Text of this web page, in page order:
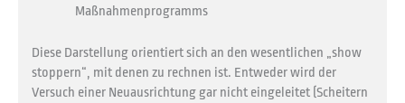
Maßnahmenprogramms
Diese Darstellung orientiert sich an den wesentlichen „show
stoppern“, mit denen zu rechnen ist. Entweder wird der
Versuch einer Neuausrichtung gar nicht eingeleitet (Scheitern